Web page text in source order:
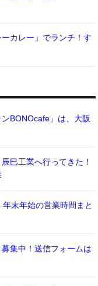
カレー」でランチ！す
BONOcafe」は、大阪
巳工業へ行ってきた！
末年始の営業時間まと
集中！送信フォームは